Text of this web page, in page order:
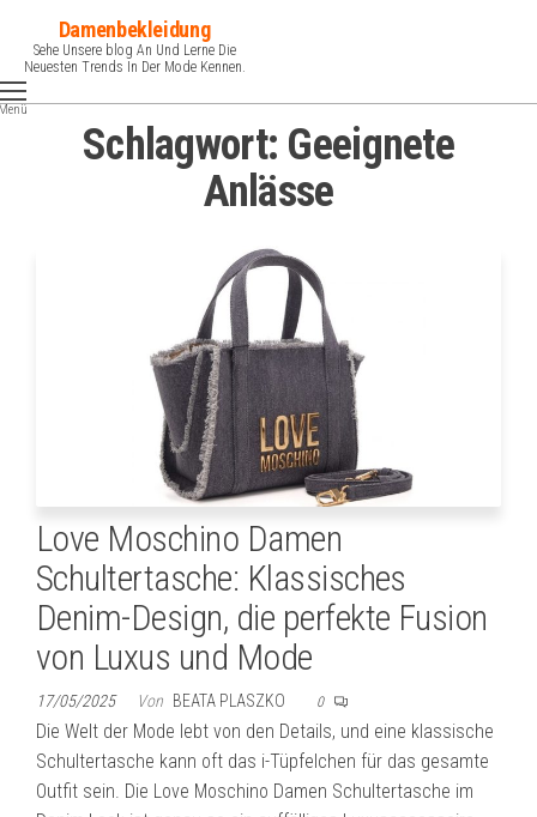
Inhalt
springen
Damenbekleidung
Sehe Unsere blog An Und Lerne Die
Neuesten Trends In Der Mode Kennen.
Schlagwort: Geeignete
Anlässe
Love Moschino Damen
Schultertasche: Klassisches
Denim-Design, die perfekte Fusion
von Luxus und Mode
17/05/2025 Von BEATA PLASZKO 0
Die Welt der Mode lebt von den Details, und eine klassische
Schultertasche kann oft das i-Tüpfelchen für das gesamte
Outfit sein. Die Love Moschino Damen Schultertasche im